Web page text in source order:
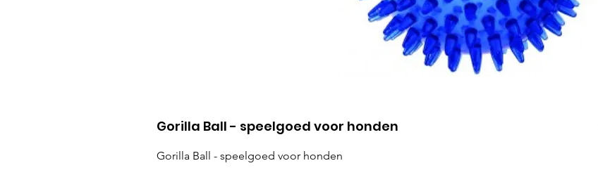
Gorilla Ball - speelgoed voor honden
Gorilla Ball - speelgoed voor honden